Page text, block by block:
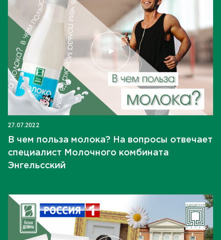
27.07.2022
В чем польза молока? На вопросы отвечает
специалист Молочного комбината
Энгельсский